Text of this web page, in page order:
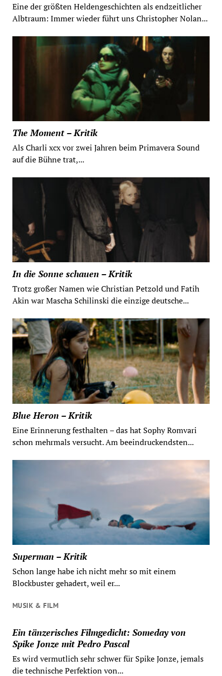
Eine der größten Heldengeschichten als endzeitlicher
Albtraum: Immer wieder führt uns Christopher Nolan...
The Moment – Kritik
Als Charli xcx vor zwei Jahren beim Primavera Sound
auf die Bühne trat,...
In die Sonne schauen – Kritik
Trotz großer Namen wie Christian Petzold und Fatih
Akin war Mascha Schilinski die einzige deutsche...
Blue Heron – Kritik
Eine Erinnerung festhalten – das hat Sophy Romvari
schon mehrmals versucht. Am beeindruckendsten...
Superman – Kritik
Schon lange habe ich nicht mehr so mit einem
Blockbuster gehadert, weil er...
MUSIK & FILM
Ein tänzerisches Filmgedicht: Someday von
Spike Jonze mit Pedro Pascal
Es wird vermutlich sehr schwer für Spike Jonze, jemals
die technische Perfektion von...